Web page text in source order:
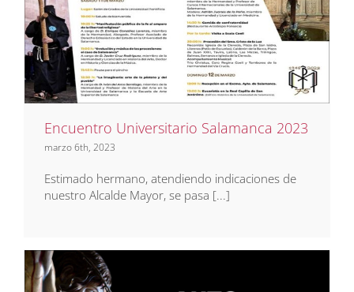
Encuentro Universitario
Salamanca 2023
75 Aniversario Eventos Noticias
Encuentro Universitario Salamanca 2023
marzo 6th, 2023
Estimado hermano, atendiendo indicaciones de
nuestro Alcalde Mayor, se pasa [...]